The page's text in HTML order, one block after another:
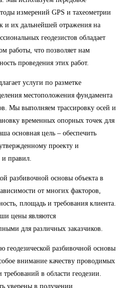
измерений GPS и тахеометрии
и их дальнейшей отражения на
геодезистов обладает
работы, что позволяет нам
проведения этих работ.
услуги по разметке
местоположения фундамента
Мы выполняем трассировку осей и
временных опорных точек для
основная цель – обеспечить
проекту и
и правил.
разбивочной основы объекта в
от многих факторов,
площадь и требования клиента.
цены являются
для различных заказчиков.
геодезической разбивочной основы
внимание качеству проводимых
в области геодезии.
уверены в получении